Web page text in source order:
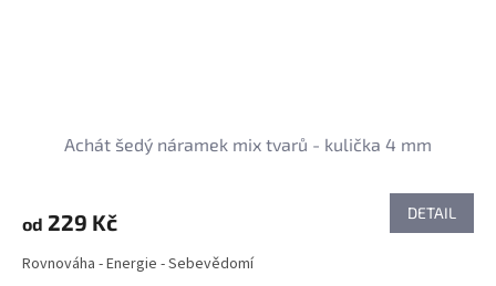
Achát šedý náramek mix tvarů - kulička 4 mm
od 229 Kč DETAIL
Rovnováha - Energie - Sebevědomí